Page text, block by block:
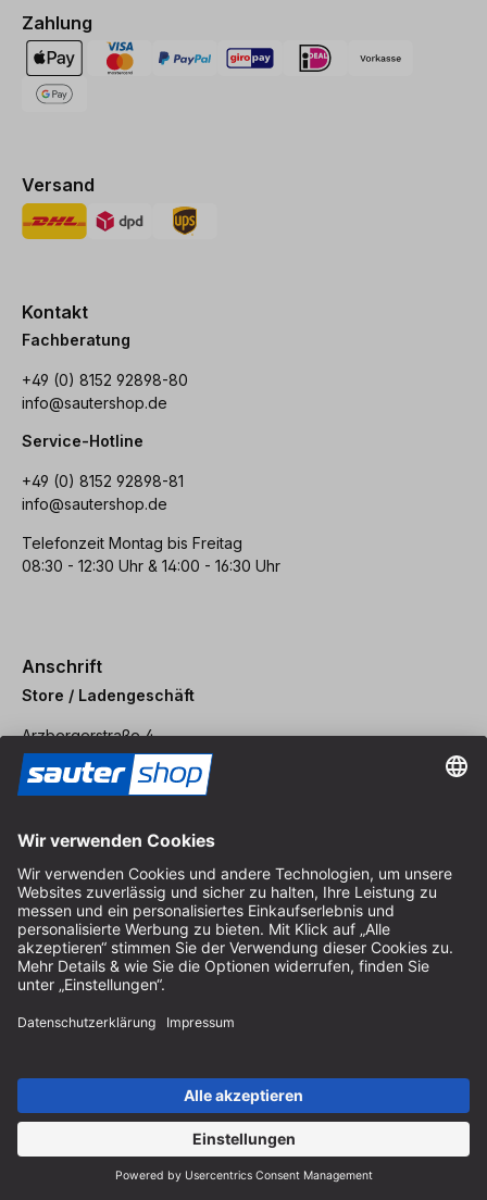
Zahlung
Versand
Kontakt
Fachberatung
+49 (0) 8152 92898-80
info@sautershop.de
Service-Hotline
+49 (0) 8152 92898-81
info@sautershop.de
Telefonzeit Montag bis Freitag
08:30 - 12:30 Uhr & 14:00 - 16:30 Uhr
Anschrift
Store / Ladengeschäft
Arzbergerstraße 4
82211 Herrsching
Deutschland
Öffnungszeiten vor Ort
Montag bis Freitag
8:30 - 12:30 Uhr & 14:00 - 16:30 Uhr
Hinweise zur Verpackung
Liefer- & Versandkosten